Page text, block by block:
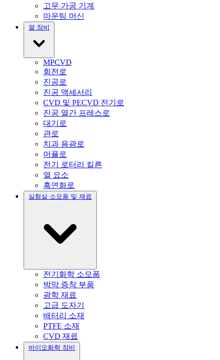
고무 가공 기계
마운팅 머신
열 장비
MPCVD
회전로
진공로
진공 액세서리
CVD 및 PECVD 전기로
진공 열간 프레스로
대기로
관로
치과 용광로
머플로
전기 로터리 킬른
열 요소
흑연화로
실험실 소모품 및 재료
전기화학 소모품
박막 증착 부품
광학 재료
고급 도자기
배터리 소재
PTFE 소재
CVD 재료
바이오화학 장비